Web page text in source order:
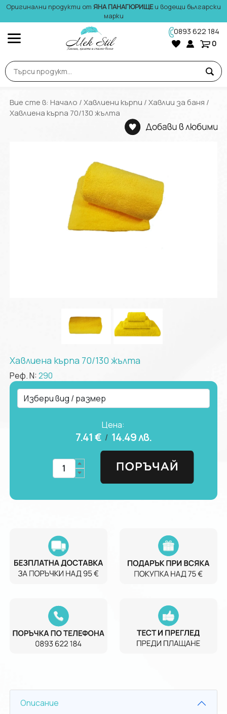
Оригинални продукти от ЯНА ПАНАГЮРИЩЕи водещи български
марки
0893 622 184
0
Вие сте в: Начало /Хавлиени кърпи /Хавлии за баня /
Хавлиена кърпа 70/130 жълта
Хавлиена кърпа 70/130 жълта
Реф. N:290
Цена:
7.41 € / 14.49лв.
Описание